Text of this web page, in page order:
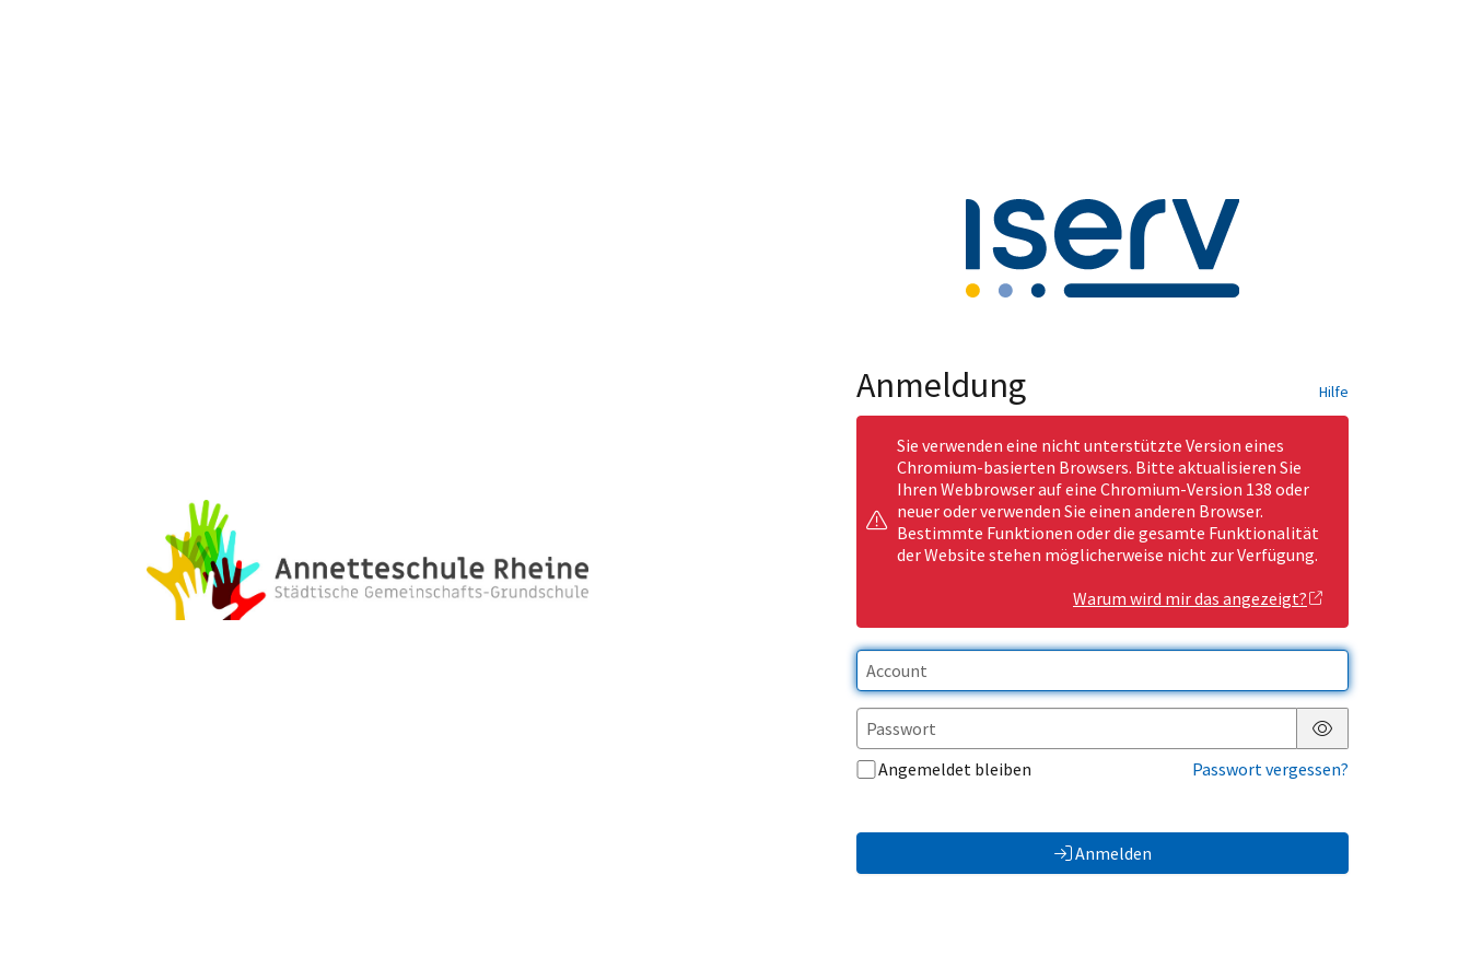
Anmeldung Hilfe
Sie verwenden eine nicht unterstützte Version eines
Chromium-basierten Browsers. Bitte aktualisieren Sie
Ihren Webbrowser auf eine Chromium-Version 138 oder
neuer oder verwenden Sie einen anderen Browser.
Bestimmte Funktionen oder die gesamte Funktionalität
der Website stehen möglicherweise nicht zur Verfügung.
Warum wird mir das angezeigt?
Passwort anzeigen
Angemeldet bleiben
Passwort vergessen?
Anmelden